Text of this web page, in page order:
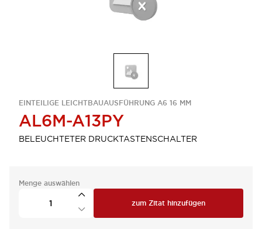
EINTEILIGE LEICHTBAUAUSFÜHRUNG A6 16 MM
AL6M-A13PY
BELEUCHTETER DRUCKTASTENSCHALTER
Menge auswählen
zum Zitat hinzufügen